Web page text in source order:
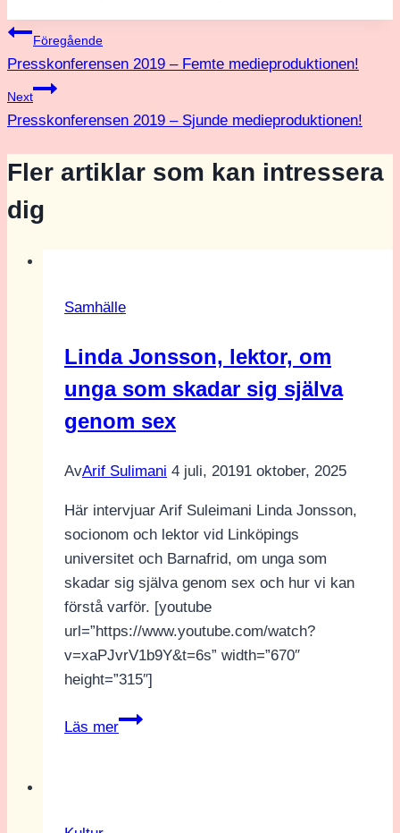
Inläggsnavigering
Föregående
Presskonferensen 2019 – Femte medieproduktionen!
Next
Presskonferensen 2019 – Sjunde medieproduktionen!
Fler artiklar som kan intressera
dig
Samhälle
Linda Jonsson, lektor, om
unga som skadar sig själva
genom sex
AvArif Sulimani 4 juli, 20191 oktober, 2025
Här intervjuar Arif Suleimani Linda Jonsson,
socionom och lektor vid Linköpings
universitet och Barnafrid, om unga som
skadar sig själva genom sex och hur vi kan
förstå varför. [youtube
url=”https://www.youtube.com/watch?
v=xaPJvrV1b9Y&t=6s” width=”670″
height=”315″]
Läs mer
Linda